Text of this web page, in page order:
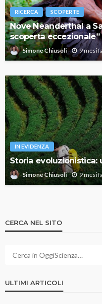
RICERCA SCOPERTE
Nove Neanderthal a
scoperta eccezionale”
Simone Chiusoli 9 mesi fa
IN EVIDENZA
Storia evoluzionistica:
Simone Chiusoli 9 mesi
CERCA NEL SITO
ULTIMI ARTICOLI